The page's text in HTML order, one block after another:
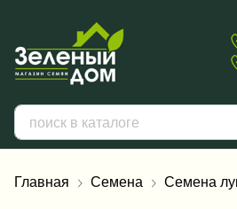
Главная Семена Семена